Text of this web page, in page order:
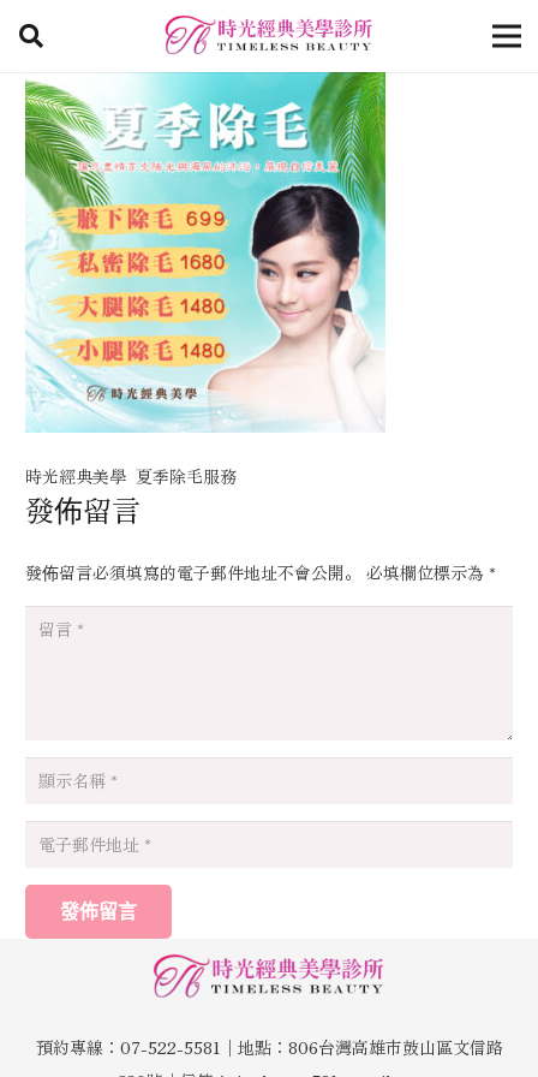
時光經典美學 夏季除毛服務
發佈留言
發佈留言必須填寫的電子郵件地址不會公開。 必填欄位標示為 *
發佈留言
預約專線：07-522-5581│地點：806台灣高雄市鼓山區文信路